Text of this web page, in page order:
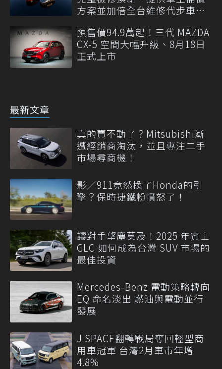
方案並加倍全台維修代步車數
預售價94.9萬起！三代 MAZDA
CX-5 空間大幅升級、8月18日
正式上市
最新文章
真的賣不動了？Mitsubishi漸
遭經銷商淘汰，並且專注二手
市場尋商機！
影／911竟然換了Honda的引
擎？保時捷鐵粉憤怒了！
讓對手望塵莫及！2025 年賓士
GLC 如何成為台灣 SUV 市場的
最佳投資
Mercedes-Benz 電動策略轉向
EQ 命名淡出 燃油與電動並行
發展
J SPACE翻轉戰局奪回輕型商
用車冠軍 台灣2月車市年增
4.8%